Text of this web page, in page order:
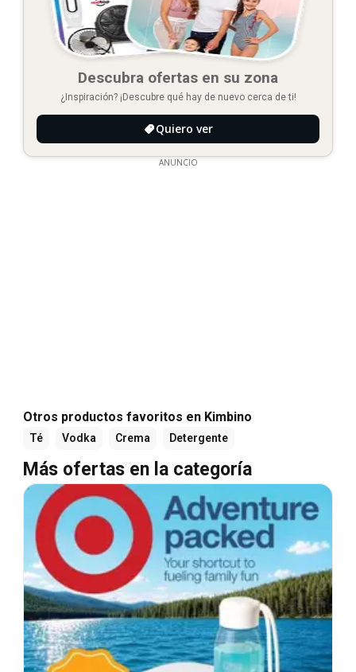
Descubra ofertas en su zona
¿Inspiración? ¡Descubre qué hay de nuevo cerca de ti!
Quiero ver
ANUNCIO
Otros productos favoritos en Kimbino
Té Vodka Crema Detergente
Más ofertas en la categoría